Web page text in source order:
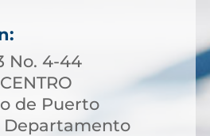
No. 4-44
de Puerto
Departamento